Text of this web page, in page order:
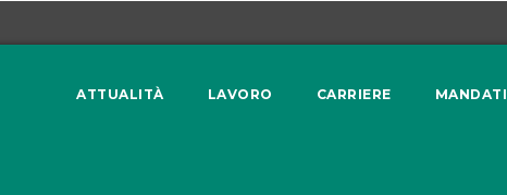
ATTUALITÀ LAVORO CARRIERE MANDATI